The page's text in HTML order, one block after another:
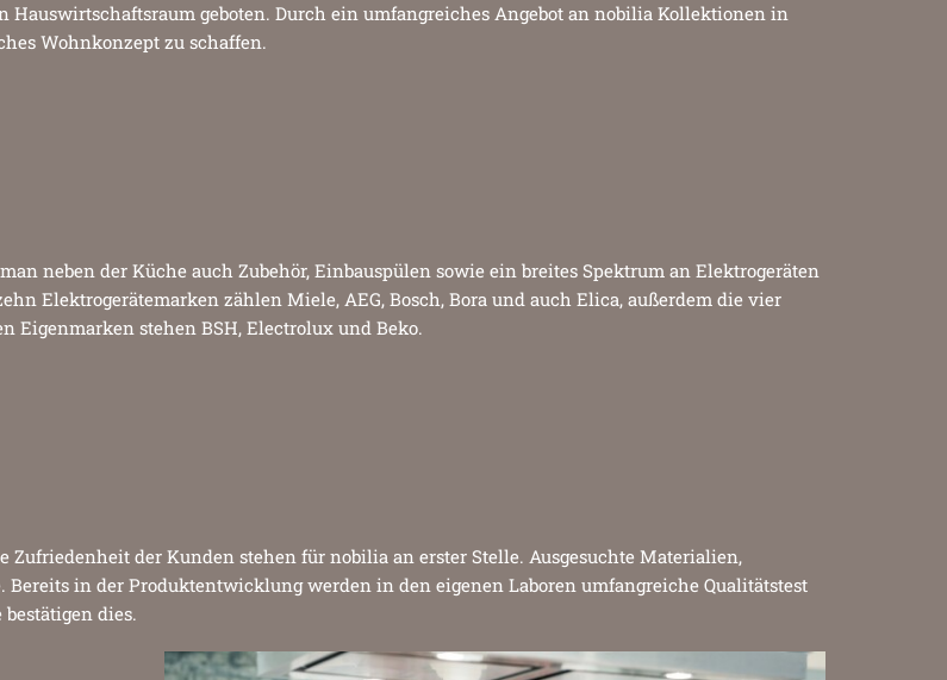
Hauswirtschaftsraum geboten. Durch ein umfangreiches Angebot an nobilia Kollektionen in
Wohnkonzept zu schaffen.
neben der Küche auch Zubehör, Einbauspülen sowie ein breites Spektrum an Elektrogeräten
Elektrogerätemarken zählen Miele, AEG, Bosch, Bora und auch Elica, außerdem die vier
Eigenmarken stehen BSH, Electrolux und Beko.
der Kunden stehen für nobilia an erster Stelle. Ausgesuchte Materialien,
in der Produktentwicklung werden in den eigenen Laboren umfangreiche Qualitätstest
dies.